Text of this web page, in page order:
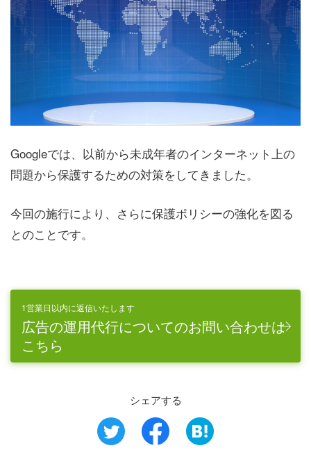
Googleでは、以前から未成年者のインターネット上の
問題から保護するための対策をしてきました。
今回の施行により、さらに保護ポリシーの強化を図る
とのことです。
1営業日以内に返信いたします
広告の運用代行についてのお問い合わせは
こちら
シェアする